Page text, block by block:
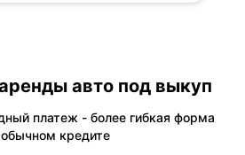
авто под выкуп
платеж - более гибкая форма
кредите